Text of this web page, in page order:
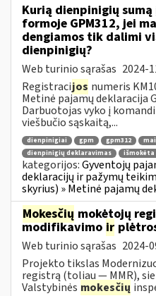
Kurią dienpinigių
formoje GPM312, jei
dengiamos tik dalimi
dienpinigių?
Web turinio sąrašas 2024-
Registracijos numeris
Metinė pajamų deklaracija
Darbuotojas vyko į
viešbučio sąskaitą,...
dienpinigiai gpm gpm312
dienpinigių deklaravimas
išmokėta
kategorijos:Gyventojų
deklaracijų ir pažymų
skyrius) » Metinė pajamų
Mokesčių mokėtojų
modifikavimo ir
Web turinio sąrašas 2024-
Projekto tikslas
registrą (toliau — MMR),
Valstybinės mokesčių